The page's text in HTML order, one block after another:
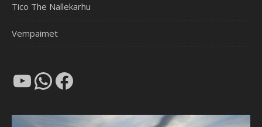
Tico The Nallekarhu
Vempaimet
YouTubeWhatsApp
Facebook